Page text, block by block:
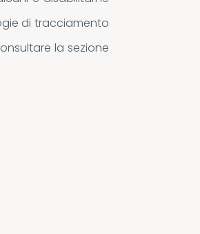
di tracciamento
la sezione